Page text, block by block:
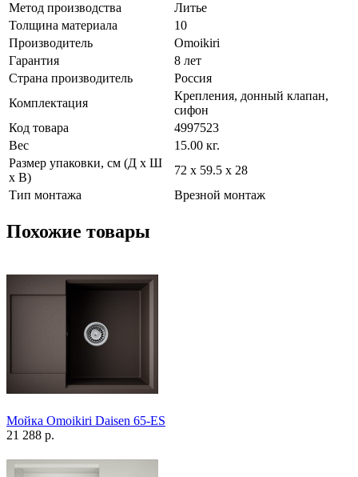
Метод производства
Литье
Толщина материала
10
Производитель
Omoikiri
Гарантия
8 лет
Страна производитель
Россия
Комплектация
Крепления, донный клапан,
сифон
Код товара
4997523
Вес
15.00 кг.
Размер упаковки, см (Д х Ш
х В)
72 х 59.5 х 28
Тип монтажа
Врезной монтаж
Похожие товары
Мойка Omoikiri Daisen 65-ES
21 288 р.